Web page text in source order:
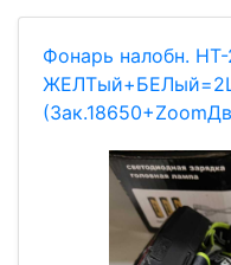
Фонарь налобн.